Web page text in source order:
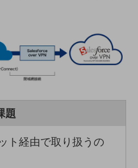
ドコモ mini ドコモBiz かけ放題
題
ト経由で取り扱うの